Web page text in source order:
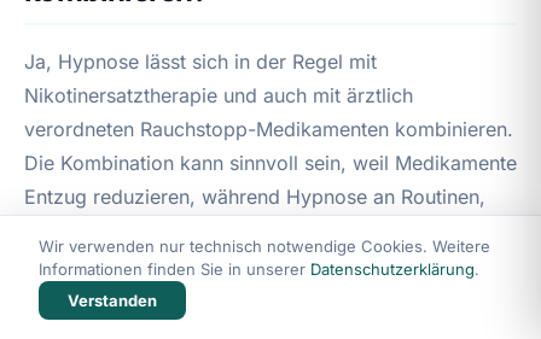
Ja, Hypnose lässt sich in der Regel mit
Nikotinersatztherapie und auch mit ärztlich
verordneten Rauchstopp-Medikamenten kombinieren.
Die Kombination kann sinnvoll sein, weil Medikamente
Entzug reduzieren, während Hypnose an Routinen,
passt, sollte bei Vorerkrankungen und psychischer
Belastung medizinisch bzw. psychotherapeutisch
Wir verwenden nur technisch notwendige Cookies. Weitere
Informationen finden Sie in unserer Datenschutzerklärung.
Verstanden